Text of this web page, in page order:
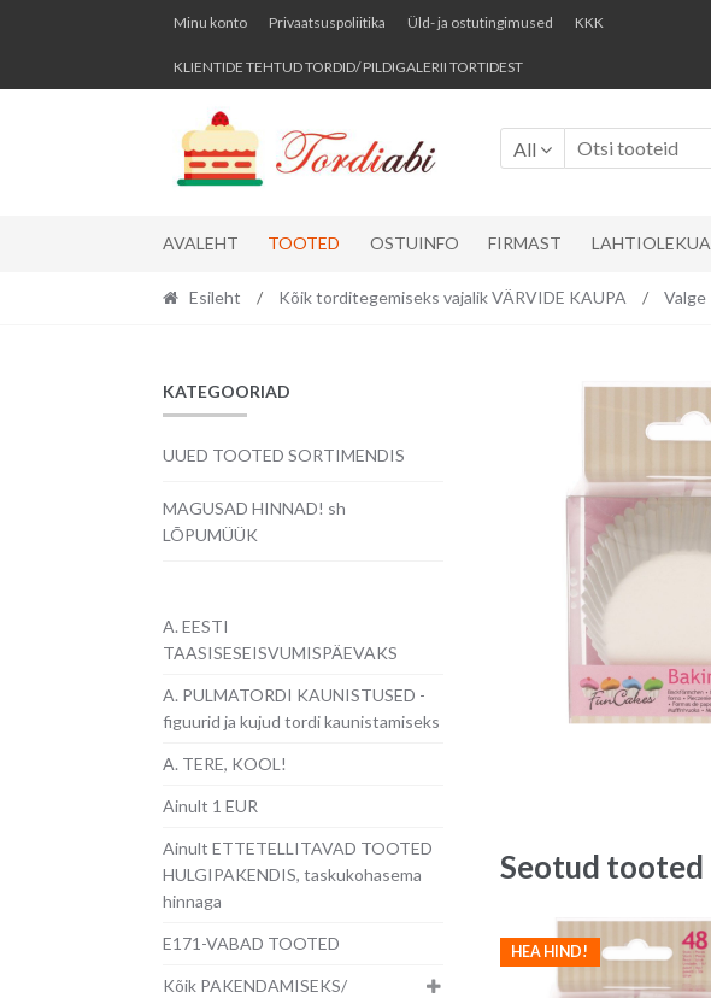
Skip
navigation
Skip
content
Minu konto Privaatsuspoliitika Üld- ja ostutingimused KKK
KLIENTIDE TEHTUD TORDID/ PILDIGALERII TORTIDEST
All
AVALEHT TOOTED OSTUINFO FIRMAST
Esileht / Kõik torditegemiseks vajalik VÄRVIDE KAUPA / Valge
Seotud tooted
HEA HIND!
KATEGOORIAD
UUED TOOTED SORTIMENDIS
MAGUSAD HINNAD! sh
LÕPUMÜÜK
A. EESTI
TAASISESEISVUMISPÄEVAKS
A. PULMATORDI KAUNISTUSED -
figuurid ja kujud tordi kaunistamiseks
A. TERE, KOOL!
Ainult 1 EUR
Ainult ETTETELLITAVAD TOOTED
HULGIPAKENDIS, taskukohasema
hinnaga
E171-VABAD TOOTED
Kõik PAKENDAMISEKS/